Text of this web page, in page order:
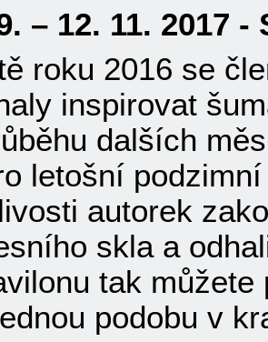
– 12. 11. 2017
roku 2016 se
inspirovat
dalších
letošní
autorek
skla a
tak
podobu v